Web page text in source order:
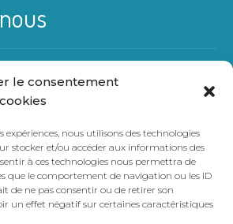
le consentement
expériences, nous utilisons des technologies
stocker et/ou accéder aux informations des
à ces technologies nous permettra de
que le comportement de navigation ou les ID
de ne pas consentir ou de retirer son
un effet négatif sur certaines caractéristiques